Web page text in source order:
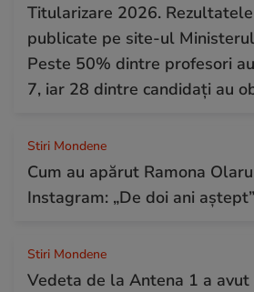
Titularizare 2026.
publicate pe site-ul
Peste 50% dintre profesori
7, iar 28 dintre candidați au
Stiri Mondene
Cum au apărut Ramona
Instagram: „De doi ani aștept”
Stiri Mondene
Vedeta de la Antena 1 a